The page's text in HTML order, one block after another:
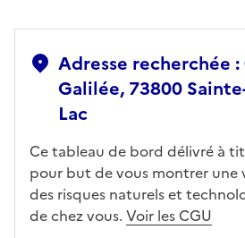
Adresse recherchée
Galilée, 73800
Lac
Ce tableau de bord délivré à
pour but de vous montrer une
des risques naturels et
de chez vous. Voir les CGU